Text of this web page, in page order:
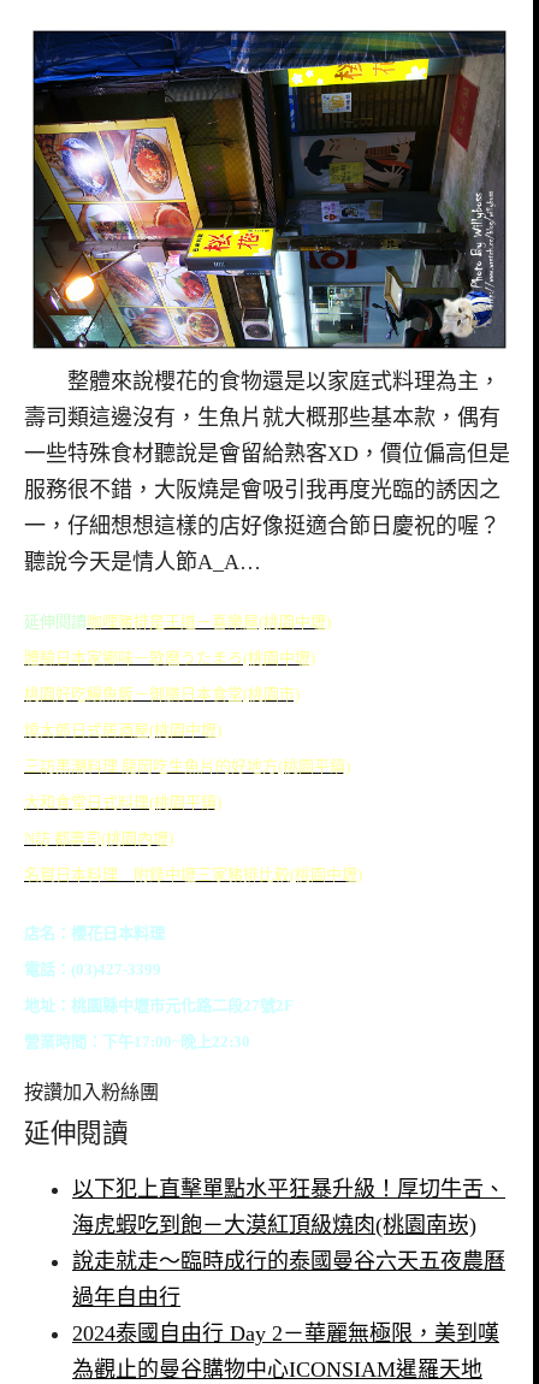
整體來說櫻花的食物還是以家庭式料理為主，
壽司類這邊沒有，生魚片就大概那些基本款，偶有
一些特殊食材聽說是會留給熟客XD，價位偏高但是
服務很不錯，大阪燒是會吸引我再度光臨的誘因之
一，仔細想想這樣的店好像挺適合節日慶祝的喔？
聽說今天是情人節A_A…
延伸閱讀 咖哩豬排是王道－喜樂屋(桃園中壢)
體驗日本家鄉味－歌麿うたまろ(桃園中壢)
桃園好吃鰻魚飯－御膳日本食堂(桃園市)
燒太郎日式居酒屋(桃園中壢)
三訪黑潮料理 龍岡吃生魚片的好地方(桃園平鎮)
大和食堂日式料理(桃園平鎮)
N訪 都壽司(桃園內壢)
名賀日本料理 附錄中壢三家豬排比較(桃園中壢)
店名：櫻花日本料理
電話：(03)427-3399
地址：桃園縣中壢市元化路二段27號2F
營業時間：下午17:00~晚上22:30
按讚加入粉絲團
延伸閱讀
以下犯上直擊單點水平狂暴升級！厚切牛舌、
海虎蝦吃到飽－大漠紅頂級燒肉(桃園南崁)
說走就走～臨時成行的泰國曼谷六天五夜農曆
過年自由行
2024泰國自由行 Day 2－華麗無極限，美到嘆
為觀止的曼谷購物中心ICONSIAM暹羅天地